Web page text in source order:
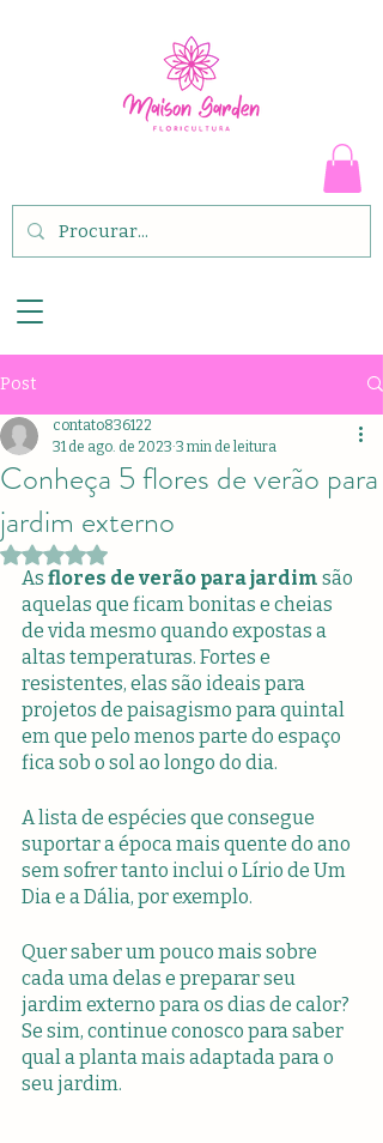
Post
Conheça 5 flores de verão para
jardim externo
contato836122
31 de ago. de 2023 3 min de leitura
Avaliado com NaN de 5 estrelas.
As flores de verão para jardim são
aquelas que ficam bonitas e cheias
de vida mesmo quando expostas a
altas temperaturas. Fortes e
resistentes, elas são ideais para
projetos de paisagismo para quintal
em que pelo menos parte do espaço
fica sob o sol ao longo do dia.
A lista de espécies que consegue
suportar a época mais quente do ano
sem sofrer tanto inclui o Lírio de Um
Dia e a Dália, por exemplo.
Quer saber um pouco mais sobre
cada uma delas e preparar seu
jardim externo para os dias de calor?
Se sim, continue conosco para saber
qual a planta mais adaptada para o
seu jardim.